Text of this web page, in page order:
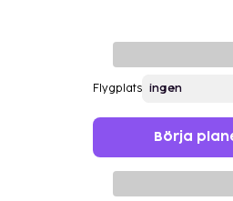
Flygplats
Börja